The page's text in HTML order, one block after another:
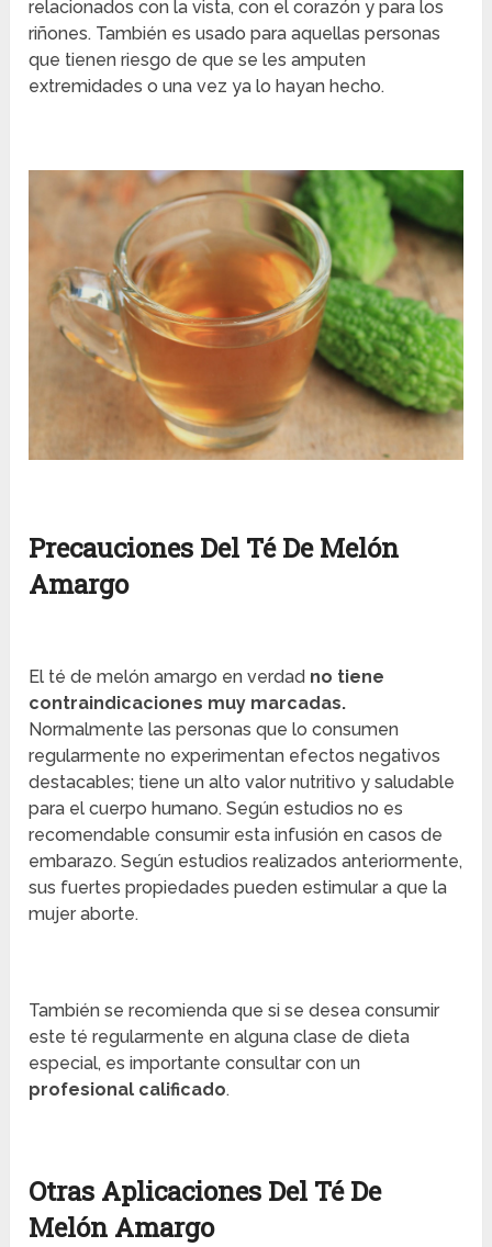
relacionados con la vista, con el corazón y para los
riñones. También es usado para aquellas personas
que tienen riesgo de que se les amputen
extremidades o una vez ya lo hayan hecho.
Precauciones Del Té De Melón
Amargo
El té de melón amargo en verdad no tiene
contraindicaciones muy marcadas.
Normalmente las personas que lo consumen
regularmente no experimentan efectos negativos
destacables; tiene un alto valor nutritivo y saludable
para el cuerpo humano. Según estudios no es
recomendable consumir esta infusión en casos de
embarazo. Según estudios realizados anteriormente,
sus fuertes propiedades pueden estimular a que la
mujer aborte.
También se recomienda que si se desea consumir
este té regularmente en alguna clase de dieta
especial, es importante consultar con un
profesional calificado.
Otras Aplicaciones Del Té De
Melón Amargo